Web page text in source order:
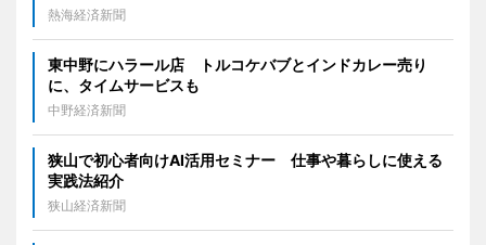
熱海経済新聞
東中野にハラール店 トルコケバブとインドカレー売り
に、タイムサービスも
中野経済新聞
狭山で初心者向けAI活用セミナー 仕事や暮らしに使える
実践法紹介
狭山経済新聞